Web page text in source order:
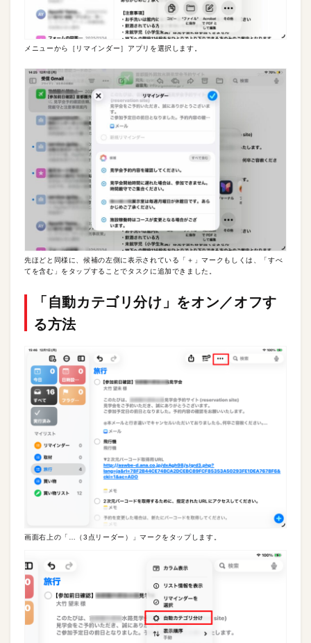
メニューから［リマインダー］アプリを選択します。
先ほどと同様に、候補の左側に表示されている「＋」マークもしくは、「すべ
てを含む」をタップすることでタスクに追加できました。
「自動カテゴリ分け」をオン／オフす
る方法
画面右上の「…（3点リーダー）」マークをタップします。